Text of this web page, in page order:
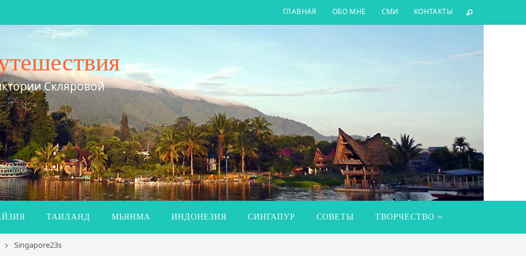
ГЛАВНАЯ ОБО МНЕ СМИ КОНТАКТЫ
Скляровой
ТАИЛАНД МЬЯНМА ИНДОНЕЗИЯ СИНГАПУР СОВЕТЫ ТВОРЧЕСТВО
Singapore23s